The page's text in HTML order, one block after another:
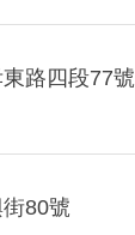
路四段77號
80號